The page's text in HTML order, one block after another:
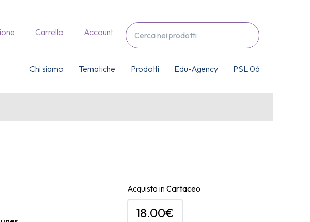
Carrello Account
Chi siamo Tematiche Prodotti Edu-Agency PSL 06
Acquista in Cartaceo
18.00€